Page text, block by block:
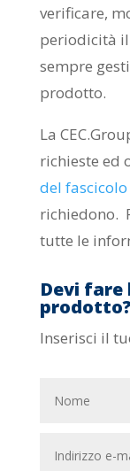
verificare,
periodicità
sempre
prodotto.
La
richieste ed
del
richiedono.
tutte le
Devi fare
prodotto?
Inserisci il